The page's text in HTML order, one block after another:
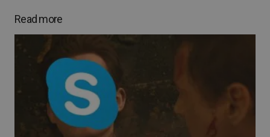
Read more